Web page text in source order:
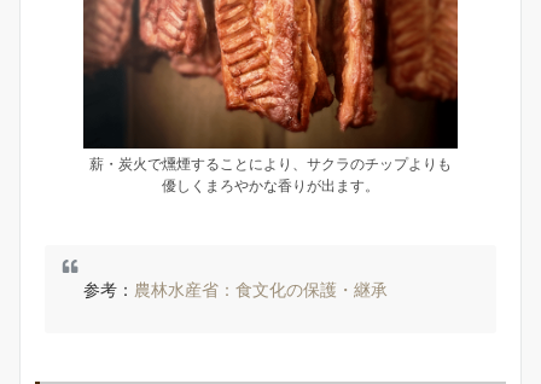
薪・炭火で燻煙することにより、サクラのチップよりも
優しくまろやかな香りが出ます。
参考： 農林水産省：食文化の保護・継承